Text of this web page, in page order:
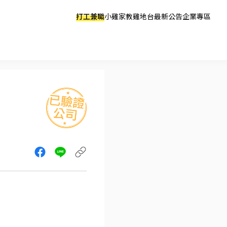
打工兼職小雞家教雞地台最新公告企業專區